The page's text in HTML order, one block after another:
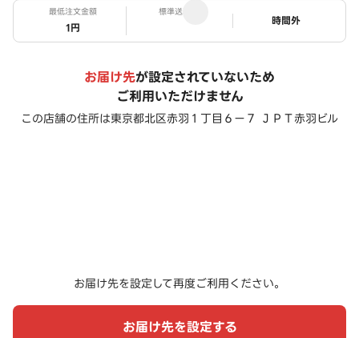
最低注文金額
1円
標準送料
ステータス
時間外
お届け先が設定されていないため
ご利用いただけません
この店舗の住所は東京都北区赤羽１丁目６ー７ ＪＰＴ赤羽ビル
お届け先を設定して再度ご利用ください。
お届け先を設定する